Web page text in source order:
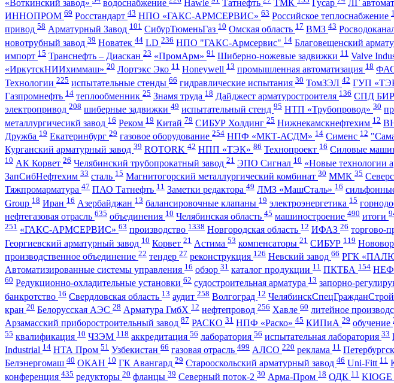
«Воткинский завод»
водоснабжение Hawle Татнефть ТМК Гусар ЛГ
ИННОПРОМ 69 Росстандарт 43 НПО «ГАКС-АРМСЕРВИС» 63 Российское теплоснабжение
привод 58 Арматурный Завод 101 СибурТюменьГаз 10 Омская область 17 ВМЗ 43
новотрубный завод 39 Новатек 44 LD 236 НПО "ГАКС-Армсервис" 14 Благовещенский
импорт 15 Транснефть – Диаскан 23 «ПромАрм» 91 Шиберно-ножевые задвижки 11 Valve
«ИркутскНИИхиммаш» 20 Лортэкс Эко 11 Honeywell 13 промышленная автоматизация 18
Технологии 225 испытательные стенды 66 гидравлические испытания 30 ТомЗЭЛ 42 ГУП
Газпромнефть 14 теплообменник 25 Знамя труда 18 Дайджест арматуростроителя 136 СПД
электропривод 208 шиберные задвижки 49 испытательный стенд 95 НТП «Трубопровод» 30
металлургичесикй завод 16 Реком 19 Китай 79 СИБУР Холдинг 25 Нижнекамскнефтехим 12
Дружба 19 Екатеринбург 29 газовое оборудование 254 НПФ «МКТ-АСДМ» 14 Сименс 12
Курганский арматурный завод 39 ROTORK 42 НПП «ТЭК» 86 Технопроект 16 Силовые
10 АК Корвет 26 Челябинский трубопрокатный завод 21 ЭПО Сигнал 10 «Новые технологии
ЗапСибНефтехим 33 сталь 15 Магнитогорский металлургический комбинат 30 ММК 35
Тяжпромарматура 47 ПАО Татнефть 11 Заметки редактора 49 ЛМЗ «МашСталь» 16
Group 18 Иран 16 Азербайджан 13 балансировочные клапаны 19 электроэнергетика 15
нефтегазовая отрасль 635 объединения 10 Челябинская область 45 машиностроение 490 итоги
251 «ГАКС-АРМСЕРВИС» 63 производство 1338 Новгородская область 12 ИФАЗ 26 торгово-
Георгиевский арматурный завод 10 Корвет 21 Астима 53 компенсаторы 21 СИБУР 119
производственное объединение 22 тендер 27 реконструкция 126 Невский завод 66 РГК
Автоматизированные системы управления 16 обзор 31 каталог продукции 11 ПКТБА 154
60 Редукционно-охладительные установки 62 судостроительная арматура 13 запорно-
банкротство 16 Свердловская область 13 аудит 258 Волгоград 12 ЧелябинскСпецГражданСтрой
кран 20 Белорусская АЭС 28 Арматура ГмбХ 12 нефтепровод 256 Хавле 60 литейное
Арзамасский приборостроительный завод 87 РАСКО 31 НПФ «Раско» 45 КИПиА 29 обучение
55 квалификация 10 ЧЗЭМ 118 аккредитация 56 лаборатория 56 испытательная лаборатория 33
Industrial 14 НТА Пром 51 Узбекистан 66 газовая отрасль 499 АЛСО 220 реклама 11
Белэнергомаш 40 ОКАН 10 ГК Авангард 29 Старооскольский арматурный завод 46 Uni-Fitt 11
конференция 435 редукторы 20 фланцы 39 Северный поток-2 30 Арма-Пром 18 ОДК 11 KIOGE